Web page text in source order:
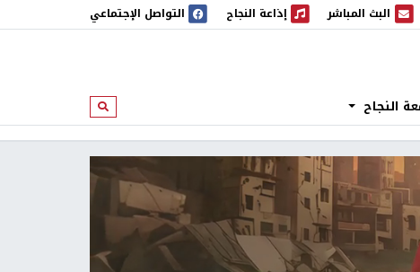
البث المباشر
البث المباشر إذاعة النجاح
إذاعة النجاح التواصل الإجتماعي
النجاح ابحث